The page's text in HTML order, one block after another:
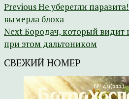
PreviousНе уберегли
вымерла блоха
NextБородач, который видит
при этом дальтоником
СВЕЖИЙ НОМЕР